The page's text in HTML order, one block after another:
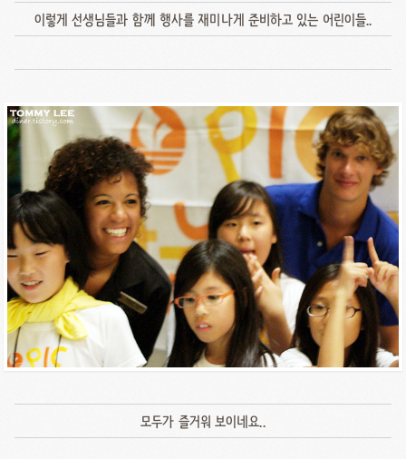
이렇게 선생님들과 함께 행사를 재미나게 준비하고 있는 어린이들..
모두가 즐거워 보이네요..